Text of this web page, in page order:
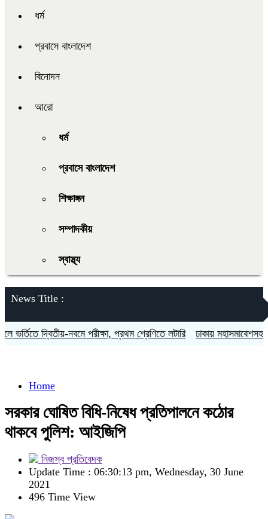
ধর্ম
প্রবাসে বাংলাদেশ
বিনোদন
আরো
ধর্ম
প্রবাসে বাংলাদেশ
শিক্ষাঙ্গন
সম্পাদকীয়
স্বাস্থ্য
News Title :
দ্বিতীয়-নবমে পরীক্ষা, প্রথম শ্রেণিতে লটারি ঢাকায় মহাসমাবেশসহ
Home
সরকার ঘোষিত বিধি-নিষেধ প্রতিপালনে কঠোর
থাকবে পুলিশ: আইজিপি
নিজস্ব প্রতিবেদক
Update Time : 06:30:13 pm, Wednesday, 30 June
2021
496 Time View